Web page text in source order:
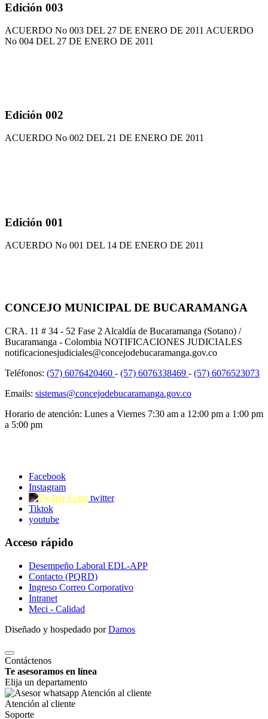
Edición 003
ACUERDO No 003 DEL 27 DE ENERO DE 2011 ACUERDO
No 004 DEL 27 DE ENERO DE 2011
Edición 002
ACUERDO No 002 DEL 21 DE ENERO DE 2011
Edición 001
ACUERDO No 001 DEL 14 DE ENERO DE 2011
CONCEJO MUNICIPAL DE BUCARAMANGA
CRA. 11 # 34 - 52 Fase 2 Alcaldía de Bucaramanga (Sotano) /
Bucaramanga - Colombia NOTIFICACIONES JUDICIALES
notificacionesjudiciales@concejodebucaramanga.gov.co
Teléfonos: (57) 6076420460 - (57) 6076338469 - (57) 6076523073
Emails: sistemas@concejodebucaramanga.gov.co
Horario de atención: Lunes a Viernes 7:30 am a 12:00 pm a 1:00 pm
a 5:00 pm
Facebook
Instagram
twitter
Tiktok
youtube
Acceso rápido
Desempeño Laboral EDL-APP
Contacto (PQRD)
Ingreso Correo Corporativo
Intranet
Meci - Calidad
Diseñado y hospedado porDamos
Contáctenos
Te asesoramos en línea
Elija un departamento
Atención al cliente
Soporte